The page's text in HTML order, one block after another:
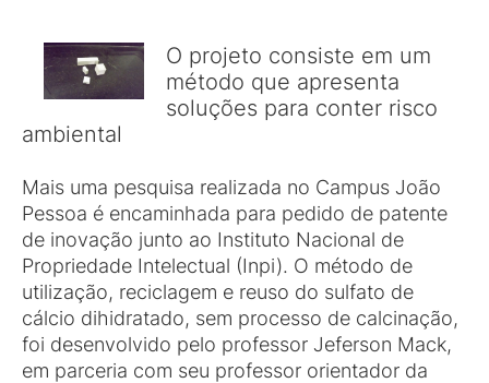
O projeto consiste em um
método que apresenta
soluções para conter risco
ambiental
Mais uma pesquisa realizada no Campus João
Pessoa é encaminhada para pedido de patente
de inovação junto ao Instituto Nacional de
Propriedade Intelectual (Inpi). O método de
utilização, reciclagem e reuso do sulfato de
cálcio dihidratado, sem processo de calcinação,
foi desenvolvido pelo professor Jeferson Mack,
em parceria com seu professor orientador da